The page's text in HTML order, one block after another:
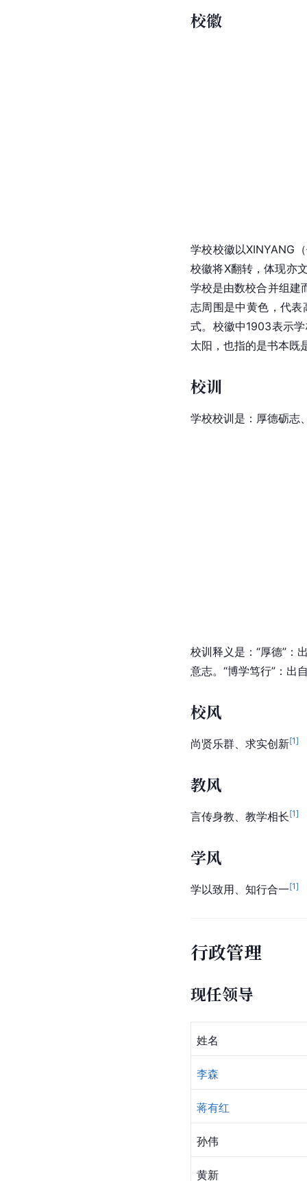
校徽
学校校徽以XINYANG
校徽将X翻转，体现亦
学校是由数校合并组建
志周围是中黄色，代
式。校徽中1903表示
太阳，也指的是书本既
校训
学校校训是：厚德砺志
校训释义是：“厚德”：
意志。“博学笃行”：出
校风
尚贤乐群、求实创新[1]
教风
言传身教、教学相长[1]
学风
学以致用、知行合一[1]
行政管理
现任领导
姓名
李森
蒋有红
孙伟
黄新